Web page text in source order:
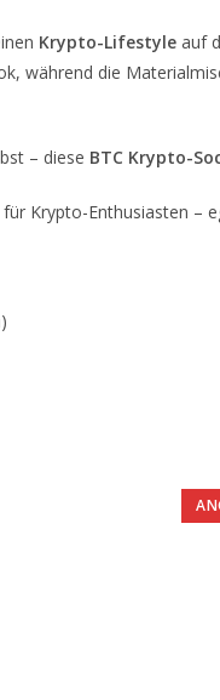
Krypto-Lifestyle auf
während die
– diese BTC Krypto-
Krypto-Enthusiasten –